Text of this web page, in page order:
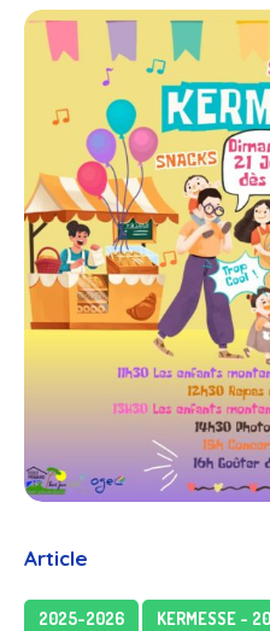
Article
2025-2026 KERMESSE -